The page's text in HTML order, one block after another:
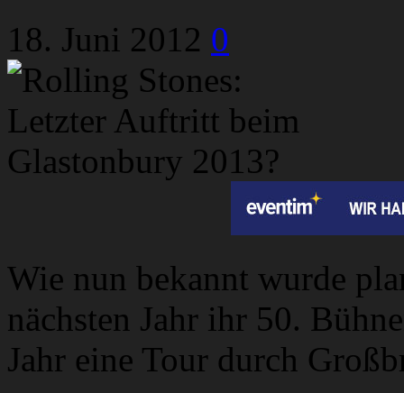
18. Juni 2012 0
Wie nun bekannt wurde
nächsten Jahr ihr 50.
Jahr eine Tour durch